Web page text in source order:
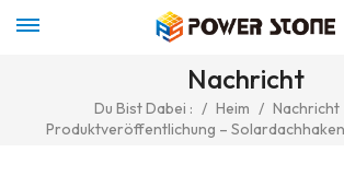
Nachricht
Du Bist Dabei : / Heim / Nachricht
Produktveröffentlichung – Solardachhaken